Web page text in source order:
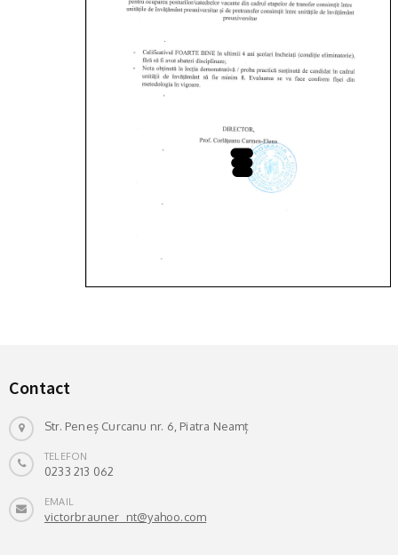
Contact
Str. Peneș Curcanu nr. 6, Piatra Neamț
TELEFON
0233 213 062
EMAIL
victorbrauner_nt@yahoo.com